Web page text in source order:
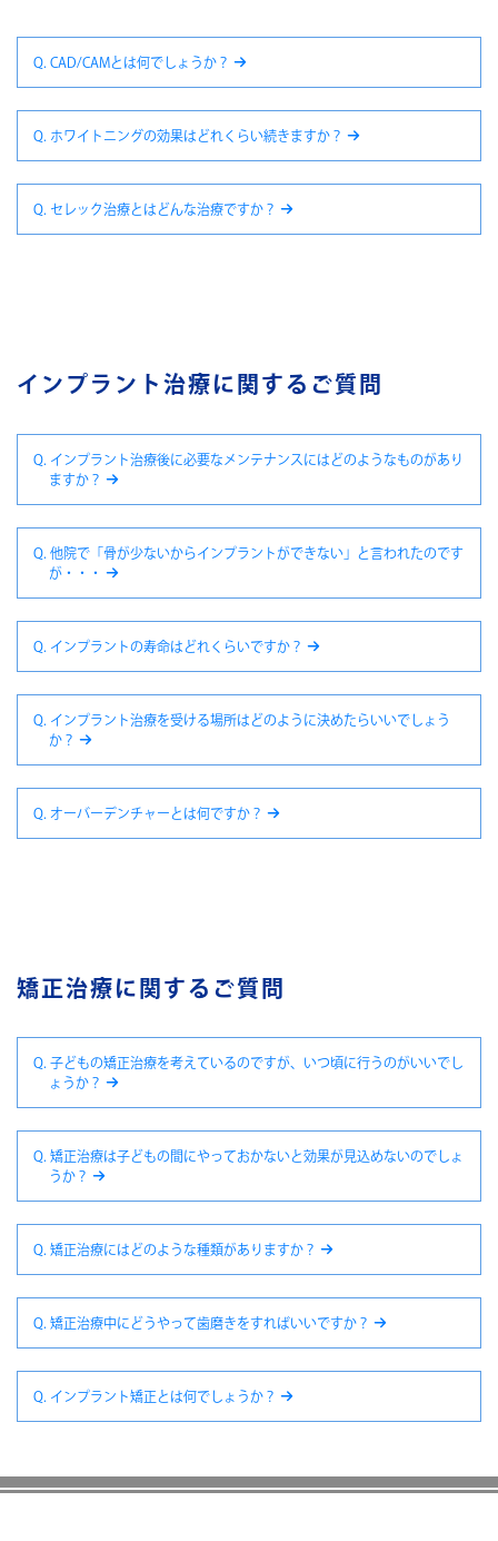
Q. CAD/CAMとは何でしょうか？
Q. ホワイトニングの効果はどれくらい続きますか？
Q. セレック治療とはどんな治療ですか？
インプラント治療に関するご質問
Q. インプラント治療後に必要なメンテナンスにはどのようなものがあり
ますか？
Q. 他院で「骨が少ないからインプラントができない」と言われたのです
が・・・
Q. インプラントの寿命はどれくらいですか？
Q. インプラント治療を受ける場所はどのように決めたらいいでしょう
か？
Q. オーバーデンチャーとは何ですか？
矯正治療に関するご質問
Q. 子どもの矯正治療を考えているのですが、いつ頃に行うのがいいでし
ょうか？
Q. 矯正治療は子どもの間にやっておかないと効果が見込めないのでしょ
うか？
Q. 矯正治療にはどのような種類がありますか？
Q. 矯正治療中にどうやって歯磨きをすればいいですか？
Q. インプラント矯正とは何でしょうか？